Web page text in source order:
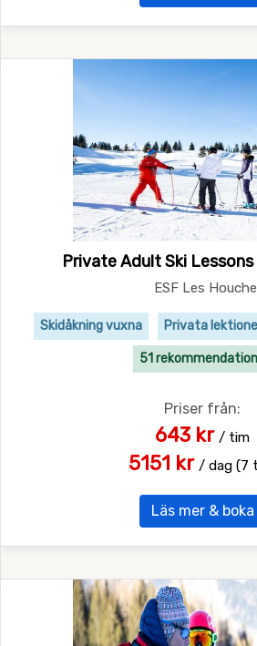
Private Adult Ski
ESF Les
Skidåkning vuxna Privata
51
Priser från:
643 kr / tim
5151 kr / dag (7
Läs mer & boka